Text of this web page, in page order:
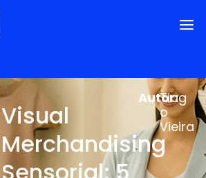
Visual
Merchandising
Autor:
Tiag
o
Vieira